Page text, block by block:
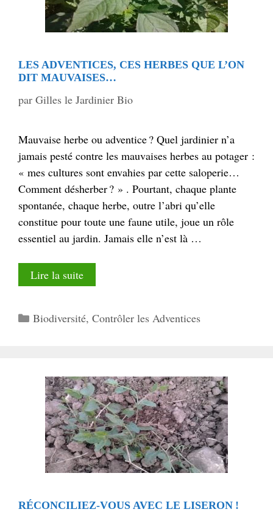
LES ADVENTICES, CES HERBES QUE L’ON
DIT MAUVAISES…
par Gilles le Jardinier Bio
Mauvaise herbe ou adventice ? Quel jardinier n’a
jamais pesté contre les mauvaises herbes au potager :
« mes cultures sont envahies par cette saloperie…
Comment désherber ? » . Pourtant, chaque plante
spontanée, chaque herbe, outre l’abri qu’elle
constitue pour toute une faune utile, joue un rôle
essentiel au jardin. Jamais elle n’est là …
Lire la suite
Catégories
Biodiversité, Contrôler les Adventices
RÉCONCILIEZ-VOUS AVEC LE LISERON !